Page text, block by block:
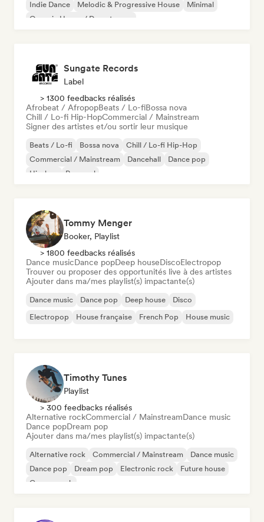
Indie Dance
Melodic & Progressive House
Minimal
Organic House / Downtempo
Sungate Records
Label
> 1300 feedbacks réalisés
Afrobeat / AfropopBeats / Lo-fiBossa nova
Chill / Lo-fi Hip-HopCommercial / Mainstream
Signer des artistes et/ou sortir leur musique
Beats / Lo-fi Bossa nova
Chill / Lo-fi Hip-Hop
Commercial / Mainstream
Dancehall
Dance pop
Hip-hop
Pop soul
Tommy Menger
Booker, Playlist
> 1800 feedbacks réalisés
Dance musicDance popDeep houseDiscoElectropop
Trouver ou proposer des opportunités live à des artistes
Ajouter dans ma/mes playlist(s) impactante(s)
Dance music Dance pop Deep house
Disco
Electropop
House française French Pop House music
Timothy Tunes
Playlist
> 300 feedbacks réalisés
Alternative rockCommercial / MainstreamDance music
Dance popDream pop
Ajouter dans ma/mes playlist(s) impactante(s)
Alternative rock Commercial / Mainstream
Dance music
Dance pop
Dream pop Electronic rock
Future house
Garage rock